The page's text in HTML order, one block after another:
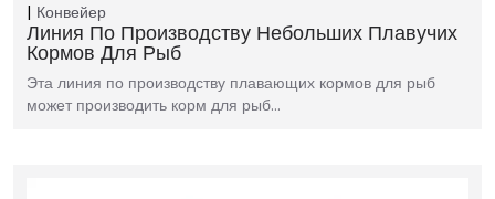
Конвейер
Линия По Производству Небольших Плавучих
Кормов Для Рыб
Эта линия по производству плавающих кормов для рыб
может производить корм для рыб…